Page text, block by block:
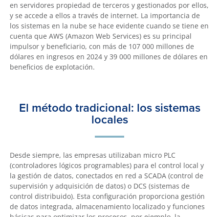
en servidores propiedad de terceros y gestionados por ellos,
y se accede a ellos a través de internet. La importancia de
los sistemas en la nube se hace evidente cuando se tiene en
cuenta que AWS (Amazon Web Services) es su principal
impulsor y beneficiario, con más de 107 000 millones de
dólares en ingresos en 2024 y 39 000 millones de dólares en
beneficios de explotación.
El método tradicional: los sistemas
locales
Desde siempre, las empresas utilizaban micro PLC
(controladores lógicos programables) para el control local y
la gestión de datos, conectados en red a SCADA (control de
supervisión y adquisición de datos) o DCS (sistemas de
control distribuido). Esta configuración proporciona gestión
de datos integrada, almacenamiento localizado y funciones